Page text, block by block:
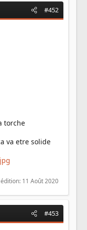
#452
torche
va etre solide
11 Août 2020
#453